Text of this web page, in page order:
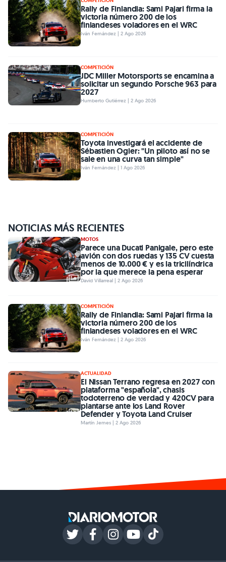
Rally de Finlandia: Sami Pajari firma la
victoria número 200 de los
finlandeses voladores en el WRC
Iván Fernández | 2 Ago 2026
COMPETICIÓN
JDC Miller Motorsports se encamina a
solicitar un segundo Porsche 963 para
2027
Humberto Gutiérrez | 2 Ago 2026
COMPETICIÓN
Toyota investigará el accidente de
Sébastien Ogier: "Un piloto así no se
sale en una curva tan simple"
Iván Fernández | 1 Ago 2026
NOTICIAS MÁS RECIENTES
MOTOS
Parece una Ducati Panigale, pero este
avión con dos ruedas y 135 CV cuesta
menos de 10.000 € y es la tricilíndrica
por la que merece la pena esperar
David Villarreal | 2 Ago 2026
COMPETICIÓN
Rally de Finlandia: Sami Pajari firma la
victoria número 200 de los
finlandeses voladores en el WRC
Iván Fernández | 2 Ago 2026
ACTUALIDAD
El Nissan Terrano regresa en 2027 con
plataforma "española", chasis
todoterreno de verdad y 420CV para
plantarse ante los Land Rover
Defender y Toyota Land Cruiser
Martín Jemes | 2 Ago 2026